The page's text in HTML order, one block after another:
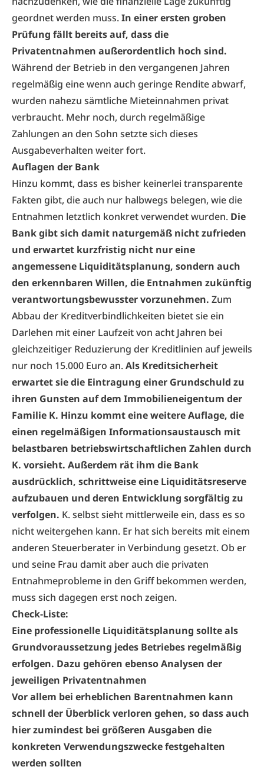
geordnet werden muss.In einer ersten groben
Prüfung fällt bereits auf, dass die
Privatentnahmen außerordentlich hoch sind.
Während der Betrieb in den vergangenen Jahren
regelmäßig eine wenn auch geringe Rendite abwarf,
wurden nahezu sämtliche Mieteinnahmen privat
verbraucht. Mehr noch, durch regelmäßige
Zahlungen an den Sohn setzte sich dieses
Ausgabeverhalten weiter fort.
Auflagen der Bank
Hinzu kommt, dass es bisher keinerlei transparente
Fakten gibt, die auch nur halbwegs belegen, wie die
Entnahmen letztlich konkret verwendet wurden. Die
Bank gibt sich damit naturgemäß nicht zufrieden
und erwartet kurzfristig nicht nur eine
angemessene Liquiditätsplanung, sondern auch
den erkennbaren Willen, die Entnahmen zukünftig
verantwortungsbewusster vorzunehmen. Zum
Abbau der Kreditverbindlichkeiten bietet sie ein
Darlehen mit einer Laufzeit von acht Jahren bei
gleichzeitiger Reduzierung der Kreditlinien auf jeweils
nur noch 15.000 Euro an.Als Kreditsicherheit
erwartet sie die Eintragung einer Grundschuld zu
ihren Gunsten auf dem Immobilieneigentum der
Familie K. Hinzu kommt eine weitere Auflage, die
einen regelmäßigen Informationsaustausch mit
belastbaren betriebswirtschaftlichen Zahlen durch
K. vorsieht. Außerdem rät ihm die Bank
ausdrücklich, schrittweise eine Liquiditätsreserve
aufzubauen und deren Entwicklung sorgfältig zu
verfolgen. K. selbst sieht mittlerweile ein, dass es so
nicht weitergehen kann. Er hat sich bereits mit einem
anderen Steuerberater in Verbindung gesetzt. Ob er
und seine Frau damit aber auch die privaten
Entnahmeprobleme in den Griff bekommen werden,
muss sich dagegen erst noch zeigen.
Check-Liste:
Eine professionelle Liquiditätsplanung sollte als
Grundvoraussetzung jedes Betriebes regelmäßig
erfolgen. Dazu gehören ebenso Analysen der
jeweiligen Privatentnahmen
Vor allem bei erheblichen Barentnahmen kann
schnell der Überblick verloren gehen, so dass auch
hier zumindest bei größeren Ausgaben die
konkreten Verwendungszwecke festgehalten
werden sollten